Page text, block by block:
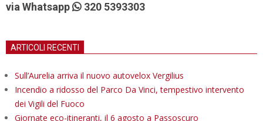
via Whatsapp
320 5393303
ARTICOLI RECENTI
Sull’Aurelia arriva il nuovo autovelox Vergilius
Incendio a ridosso del Parco Da Vinci, tempestivo intervento
dei Vigili del Fuoco
Giornate eco-itineranti, il 6 agosto a Passoscuro